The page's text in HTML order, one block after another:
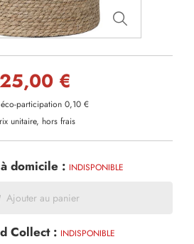
25,00 €
participation 0,10 €
unitaire, hors frais
domicile : INDISPONIBLE
Ajouter au panier
Collect : INDISPONIBLE